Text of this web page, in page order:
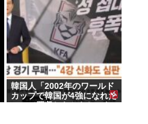
韓国人「2002年のワールド
カップで韓国が4強になれた